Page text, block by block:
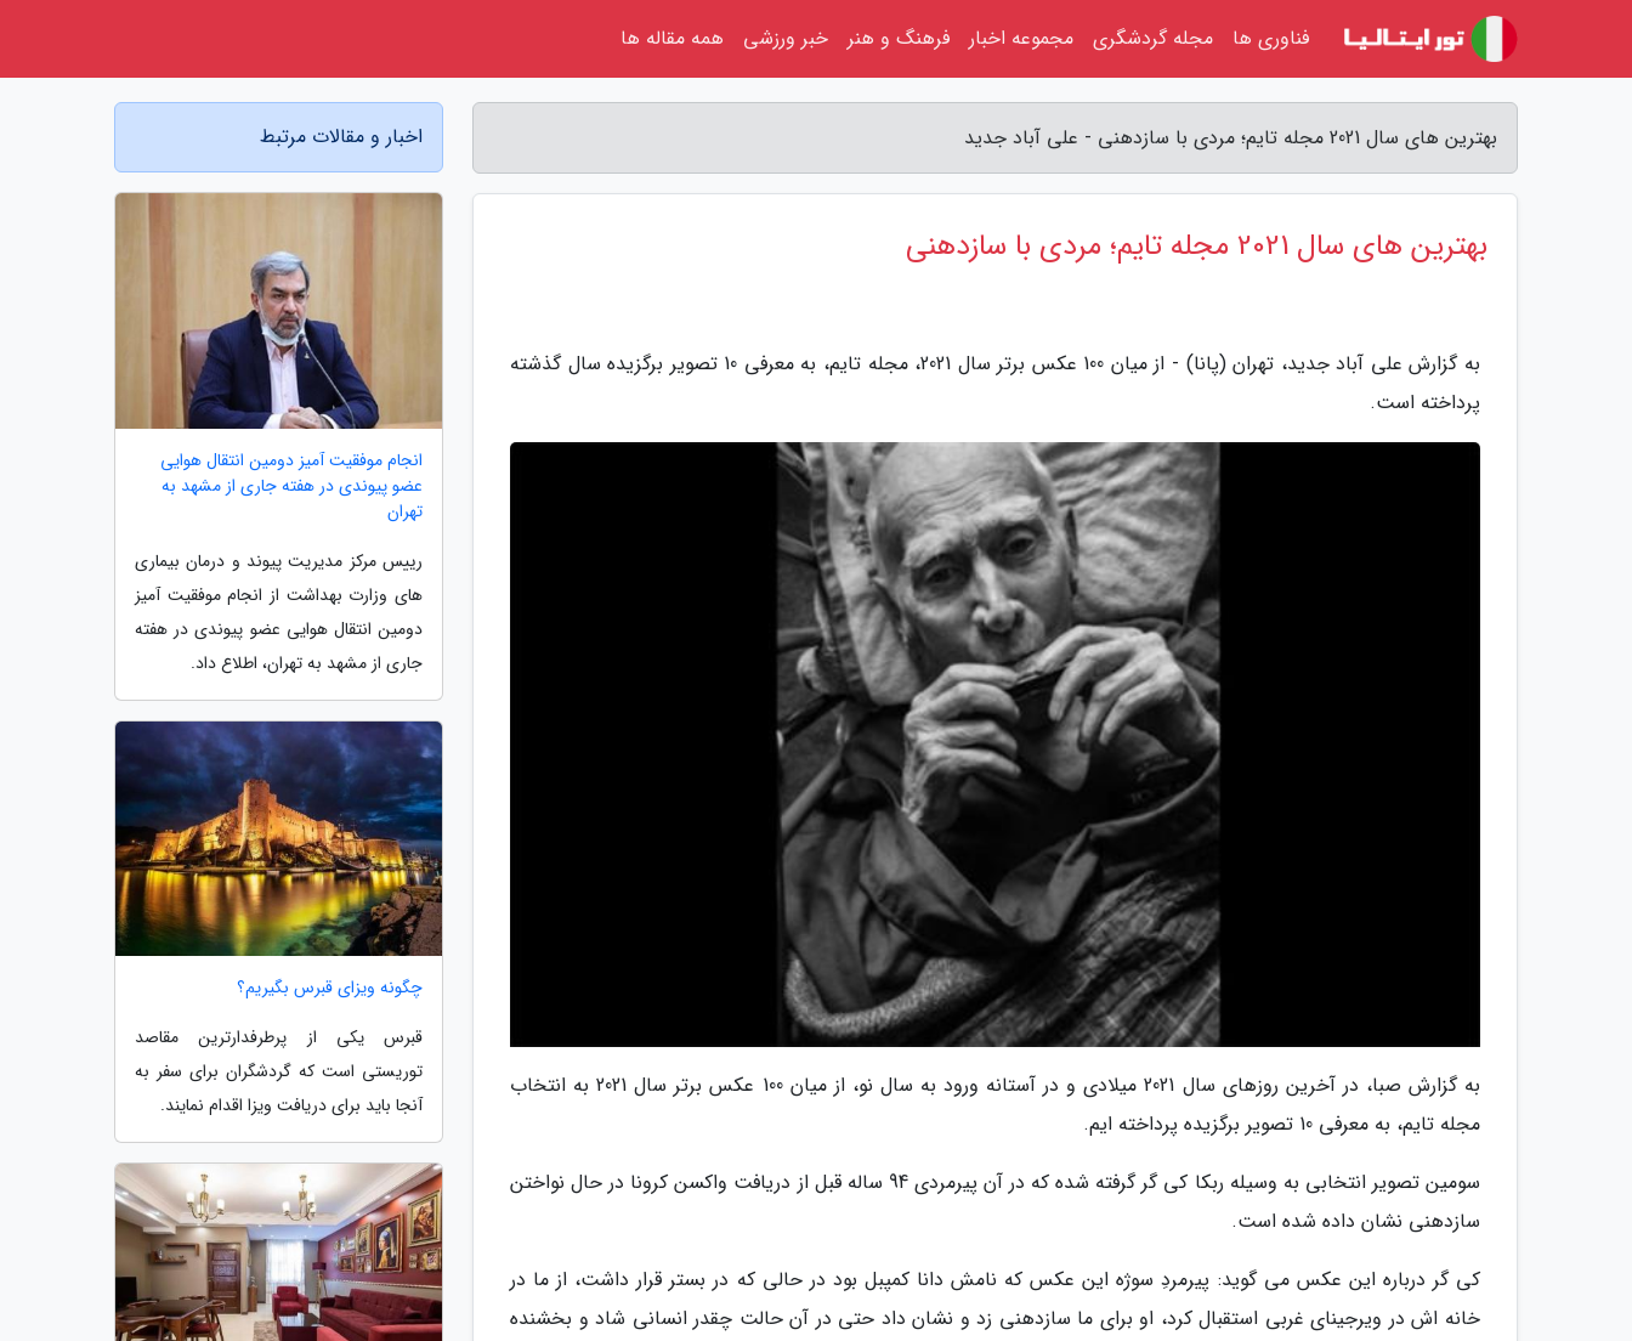
بهترین های سال 2021 مجله تایم؛ مردی با سازدهنی - علی آباد جدید
بهترین های سال 2021 مجله تایم؛ مردی با سازدهنی
به گزارش علی آباد جدید، تهران (پانا) - از میان 100 عکس برتر سال 2021، مجله تایم، به معرفی 10 تصویر برگزیده سال گذشته
پرداخته است.
به گزارش صبا، در آخرین روزهای سال 2021 میلادی و در آستانه ورود به سال نو، از میان 100 عکس برتر سال 2021 به انتخاب
مجله تایم، به معرفی 10 تصویر برگزیده پرداخته ایم.
سومین تصویر انتخابی به وسیله ربکا کی گر گرفته شده که در آن پیرمردی 94 ساله قبل از دریافت واکسن کرونا در حال نواختن
سازدهنی نشان داده شده است.
کی گر درباره این عکس می گوید: پیرمردِ سوژه این عکس که نامش دانا کمپبل بود در حالی که در بستر قرار داشت، از ما در
خانه اش در ویرجینای غربی استقبال کرد، او برای ما سازدهنی زد و نشان داد حتی در آن حالت چقدر انسانی شاد و بخشنده
اخبار و مقالات مرتبط
انجام موفقیت آمیز دومین انتقال هوایی
عضو پیوندی در هفته جاری از مشهد به
تهران
رییس مرکز مدیریت پیوند و درمان بیماری
های وزارت بهداشت از انجام موفقیت آمیز
دومین انتقال هوایی عضو پیوندی در هفته
جاری از مشهد به تهران، اطلاع داد.
چگونه ویزای قبرس بگیریم؟
قبرس یکی از پرطرفدارترین مقاصد
توریستی است که گردشگران برای سفر به
آنجا باید برای دریافت ویزا اقدام نمایند.
فناوری ها مجله گردشگری مجموعه اخبار فرهنگ و هنر خبر ورزشی همه مقاله ها